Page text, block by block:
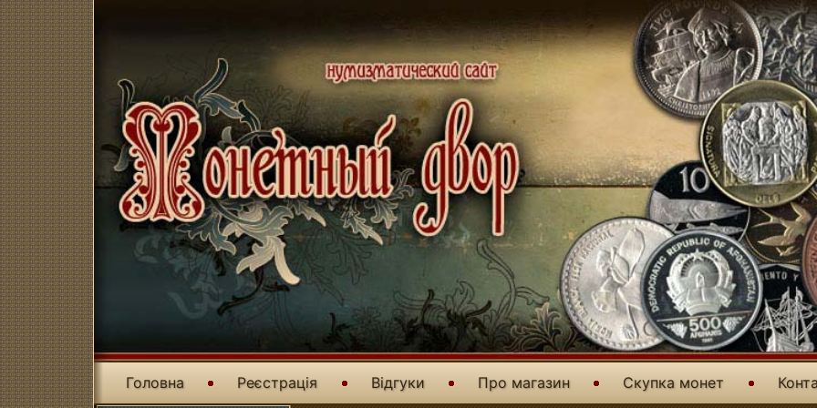
Головна Реєстрація Відгуки Про магазин Скупка монет